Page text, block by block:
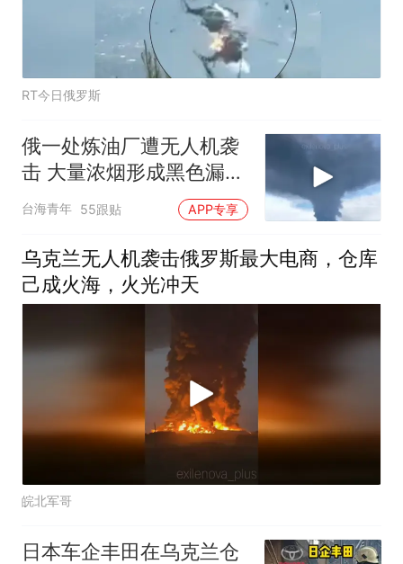
RT今日俄罗斯
俄一处炼油厂遭无人机袭
击 大量浓烟形成黑色漏斗
云
台海青年 55跟贴 APP专享
乌克兰无人机袭击俄罗斯最大电商，仓库
己成火海，火光冲天
皖北军哥
日本车企丰田在乌克兰仓